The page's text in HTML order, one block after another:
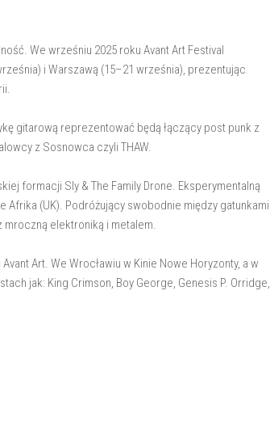
We wrześniu 2025 roku Avant Art Festival
i Warszawą (15–21 września), prezentując
gitarową reprezentować będą łączący post punk z
z Sosnowca czyli THAW.
formacji Sly & The Family Drone. Eksperymentalną
(UK). Podróżujący swobodnie między gatunkami
elektroniką i metalem.
Art. We Wrocławiu w Kinie Nowe Horyzonty, a w
jak: King Crimson, Boy George, Genesis P. Orridge,